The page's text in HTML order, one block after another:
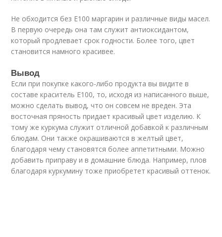
Не обходится без Е100 маргарин и различные виды масел.
В первую очередь она там служит антиоксидантом,
который продлевает срок годности. Более того, цвет
становится намного красивее.
Вывод
Если при покупке какого-либо продукта вы видите в
составе краситель Е100, то, исходя из написанного выше,
можно сделать вывод, что он совсем не вреден. Эта
восточная пряность придает красивый цвет изделию. К
тому же куркума служит отличной добавкой к различным
блюдам. Они также окрашиваются в желтый цвет,
благодаря чему становятся более аппетитными. Можно
добавить приправу и в домашние блюда. Например, плов
благодаря куркумину тоже приобретет красивый оттенок.